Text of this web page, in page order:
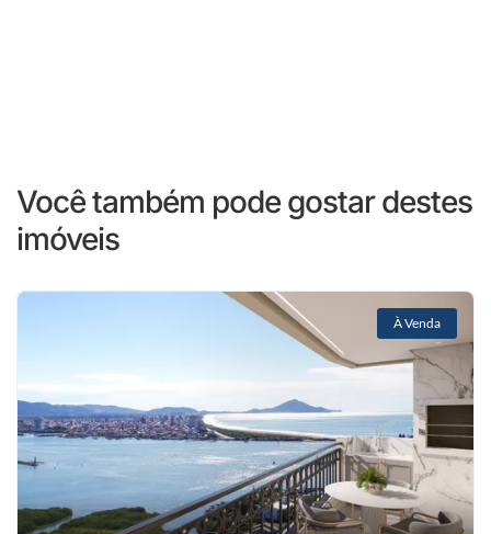
Você também pode gostar destes
imóveis
À Venda